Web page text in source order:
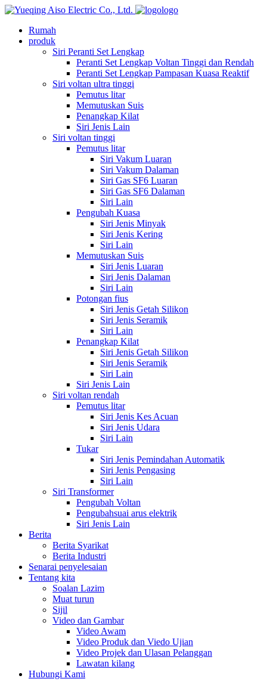
logo
Rumah
produk
Siri Peranti Set Lengkap
Peranti Set Lengkap Voltan Tinggi dan Rendah
Peranti Set Lengkap Pampasan Kuasa Reaktif
Siri voltan ultra tinggi
Pemutus litar
Memutuskan Suis
Penangkap Kilat
Siri Jenis Lain
Siri voltan tinggi
Pemutus litar
Siri Vakum Luaran
Siri Vakum Dalaman
Siri Gas SF6 Luaran
Siri Gas SF6 Dalaman
Siri Lain
Pengubah Kuasa
Siri Jenis Minyak
Siri Jenis Kering
Siri Lain
Memutuskan Suis
Siri Jenis Luaran
Siri Jenis Dalaman
Siri Lain
Potongan fius
Siri Jenis Getah Silikon
Siri Jenis Seramik
Siri Lain
Penangkap Kilat
Siri Jenis Getah Silikon
Siri Jenis Seramik
Siri Lain
Siri Jenis Lain
Siri voltan rendah
Pemutus litar
Siri Jenis Kes Acuan
Siri Jenis Udara
Siri Lain
Tukar
Siri Jenis Pemindahan Automatik
Siri Jenis Pengasing
Siri Lain
Siri Transformer
Pengubah Voltan
Pengubahsuai arus elektrik
Siri Jenis Lain
Berita
Berita Syarikat
Berita Industri
Senarai penyelesaian
Tentang kita
Soalan Lazim
Muat turun
Sijil
Video dan Gambar
Video Awam
Video Produk dan Viedo Ujian
Video Projek dan Ulasan Pelanggan
Lawatan kilang
Hubungi Kami